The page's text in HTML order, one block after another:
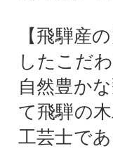
【飛騨産
したこだ
自然豊か
て飛騨の
工芸士で